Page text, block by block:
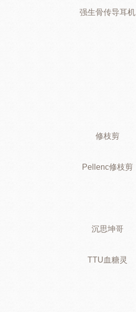
强生骨传导耳机
修枝剪
Pellenc修枝剪
沉思坤哥
TTU血糖灵